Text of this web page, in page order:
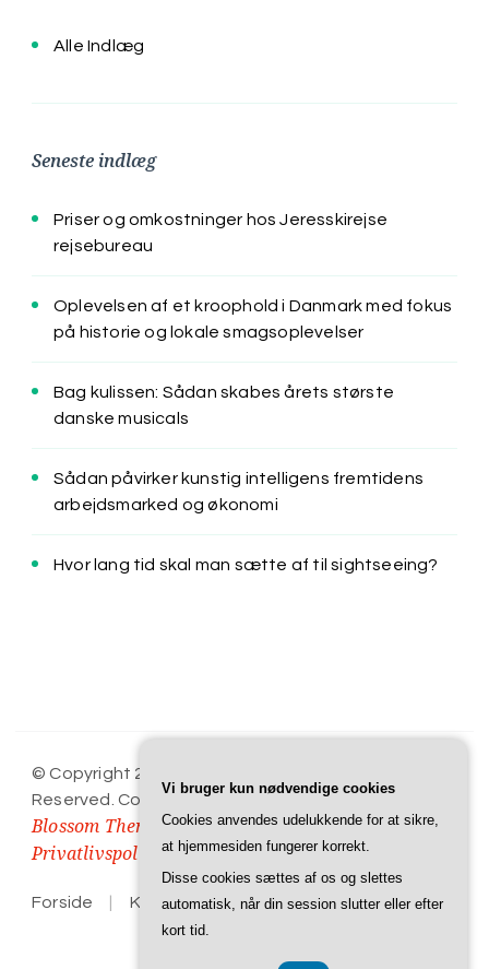
Alle Indlæg
Seneste indlæg
Priser og omkostninger hos Jeresskirejse
rejsebureau
Oplevelsen af et kroophold i Danmark med fokus
på historie og lokale smagsoplevelser
Bag kulissen: Sådan skabes årets største
danske musicals
Sådan påvirker kunstig intelligens fremtidens
arbejdsmarked og økonomi
Hvor lang tid skal man sætte af til sightseeing?
© Copyright 2026
Reserved. Cookery Lite | Developed By
Blossom Themes. Powered byWordPress .
Privatlivspolitik
Forside Kontakt Privatlivspolitik
Vi bruger kun nødvendige cookies
Cookies anvendes udelukkende for at sikre,
at hjemmesiden fungerer korrekt.
Disse cookies sættes af os og slettes
automatisk, når din session slutter eller efter
kort tid.